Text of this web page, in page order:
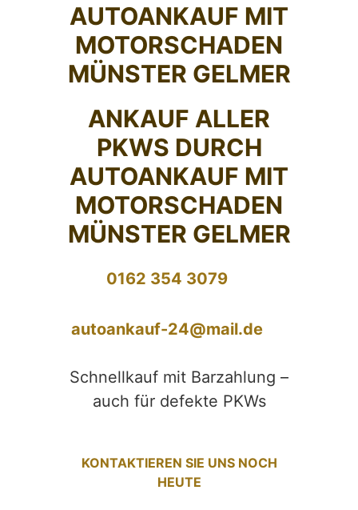
AUTOANKAUF MIT
MOTORSCHADEN
MÜNSTER GELMER
ANKAUF ALLER
PKWS DURCH
AUTOANKAUF MIT
MOTORSCHADEN
MÜNSTER GELMER
0162 354 3079
autoankauf-24@mail.de
Schnellkauf mit Barzahlung –
auch für defekte PKWs
KONTAKTIEREN SIE UNS NOCH
HEUTE